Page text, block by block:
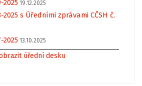
2025 19.12.2025
2025 s Úředními zprávami CČSH č.
2025 13.10.2025
úřední desku